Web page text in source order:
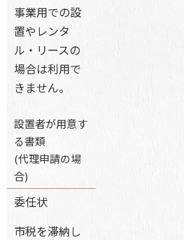
事業用での設
置やレンタ
ル・リースの
場合は利用で
きません。
設置者が用意す
る書類
(代理申請の場
合)
委任状
市税を滞納し